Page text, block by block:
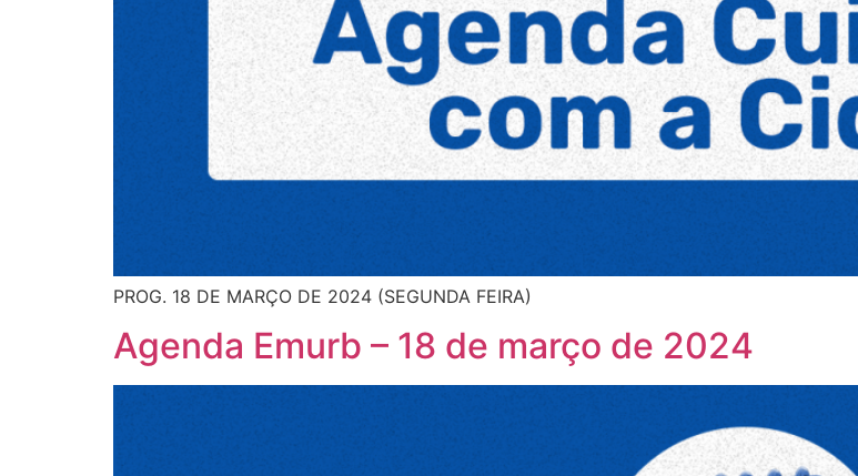
PROG. 18 DE MARÇO DE 2024 (SEGUNDA FEIRA)
Agenda Emurb – 18 de março de 2024